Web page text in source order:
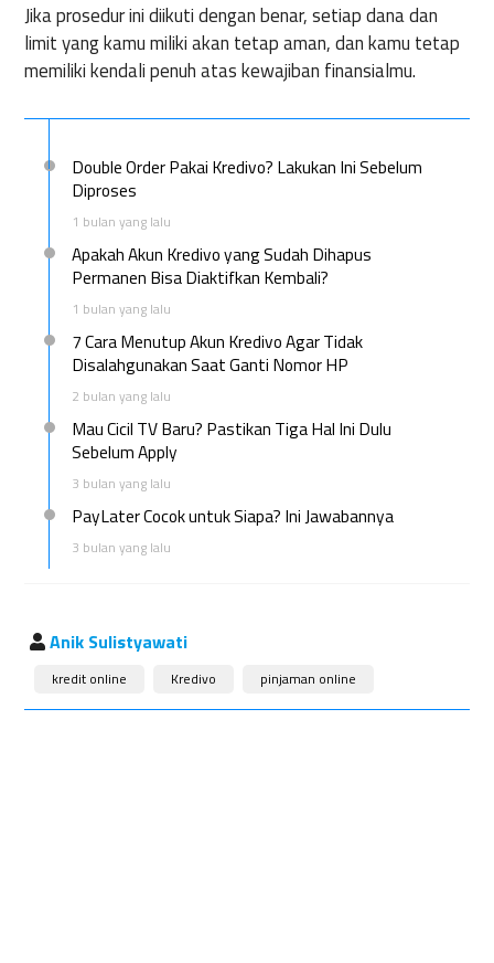
Jika prosedur ini diikuti dengan benar, setiap dana dan
limit yang kamu miliki akan tetap aman, dan kamu tetap
memiliki kendali penuh atas kewajiban finansialmu.
Double Order Pakai Kredivo? Lakukan Ini Sebelum
Diproses
1 bulan yang lalu
Apakah Akun Kredivo yang Sudah Dihapus
Permanen Bisa Diaktifkan Kembali?
1 bulan yang lalu
7 Cara Menutup Akun Kredivo Agar Tidak
Disalahgunakan Saat Ganti Nomor HP
2 bulan yang lalu
Mau Cicil TV Baru? Pastikan Tiga Hal Ini Dulu
Sebelum Apply
3 bulan yang lalu
PayLater Cocok untuk Siapa? Ini Jawabannya
3 bulan yang lalu
Anik Sulistyawati
kredit online Kredivo pinjaman online